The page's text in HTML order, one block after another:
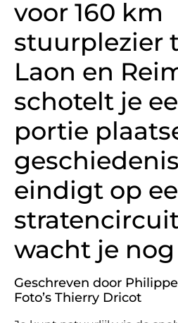
voor 160 km
stuurplezier
Laon en
schotelt je
portie
eindigt op
wacht je nog
Geschreven door
Foto’s Thierry Dricot